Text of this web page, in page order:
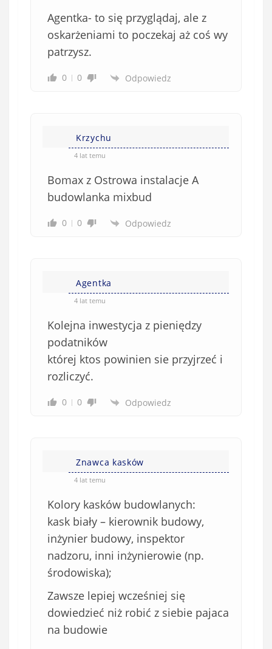
Agentka- to się przyglądaj, ale z
oskarżeniami to poczekaj aż coś wy
patrzysz.
0 0 Odpowiedz
Krzychu
4 lat temu
Bomax z Ostrowa instalacje A
budowlanka mixbud
0 0 Odpowiedz
Agentka
4 lat temu
Kolejna inwestycja z pieniędzy
podatników
której ktos powinien sie przyjrzeć i
rozliczyć.
0 0 Odpowiedz
Znawca kasków
4 lat temu
Kolory kasków budowlanych:
kask biały – kierownik budowy,
inżynier budowy, inspektor
nadzoru, inni inżynierowie (np.
środowiska);
Zawsze lepiej wcześniej się
dowiedzieć niż robić z siebie pajaca
na budowie